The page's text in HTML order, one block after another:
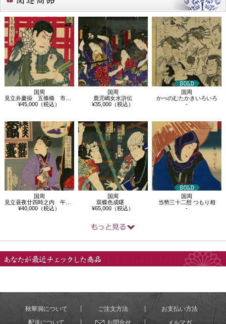
関連商品
国周
見立弁慶揃 五條橋 市川左団次
¥45,000（税込）
国周
鹿児嶋女水滸伝
¥35,000（税込）
国周
かべのむたかきいろいろ
-
国周
見立昼夜廿四時之内 午後十一時
¥40,000（税込）
国周
双蝶色成曙
¥65,000（税込）
国周
当勢三十二想 つもり相
-
秋華洞について ご注文方法
お支払い方法